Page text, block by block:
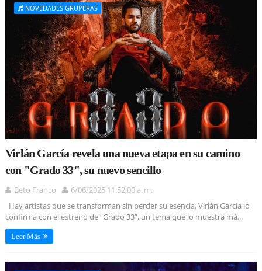
NOVEDADES GRUPERAS
Virlán García revela una nueva etapa en su camino
con "Grado 33", su nuevo sencillo
Beto Franco
6/06/2025 11:52:00 a. m.
Hay artistas que se transforman sin perder su esencia. Virlán García lo
confirma con el estreno de “Grado 33”, un tema que lo muestra má...
Leer Más